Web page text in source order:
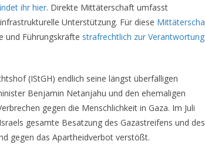
ihr hier. Direkte Mittäterschaft umfasst
Unterstützung. Für diese
und Führungskräfte strafrechtlich zur Verantwortung
(IStGH) endlich seine längst überfälligen
Benjamin Netanjahu und den ehemaligen
gegen die Menschlichkeit in Gaza. Im Juli
gesamte Besatzung des Gazastreifens und des
gegen das Apartheidverbot verstößt.